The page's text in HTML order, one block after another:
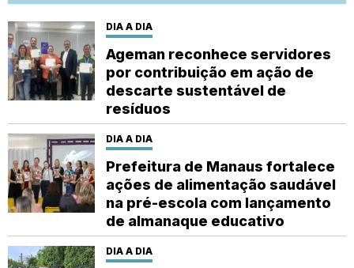
DIA A DIA
Ageman reconhece servidores
por contribuição em ação de
descarte sustentável de
resíduos
DIA A DIA
Prefeitura de Manaus fortalece
ações de alimentação saudável
na pré-escola com lançamento
de almanaque educativo
DIA A DIA